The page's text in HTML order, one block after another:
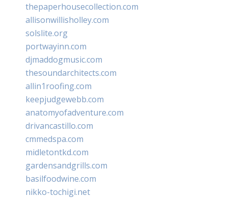
thepaperhousecollection.com
allisonwillisholley.com
solslite.org
portwayinn.com
djmaddogmusic.com
thesoundarchitects.com
allin1roofing.com
keepjudgewebb.com
anatomyofadventure.com
drivancastillo.com
cmmedspa.com
midletontkd.com
gardensandgrills.com
basilfoodwine.com
nikko-tochigi.net